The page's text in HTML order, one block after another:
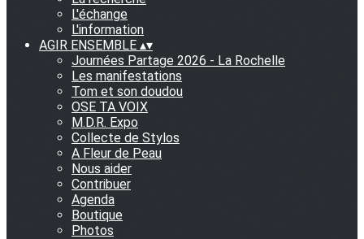
L'échange
L'information
AGIR ENSEMBLE ▴▾
Journées Partage 2026 - La Rochelle
Les manifestations
Tom et son doudou
OSE TA VOIX
M.D.R. Expo
Collecte de Stylos
A Fleur de Peau
Nous aider
Contribuer
Agenda
Boutique
Photos